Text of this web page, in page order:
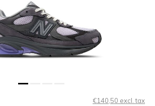
€140,50 excl. tax